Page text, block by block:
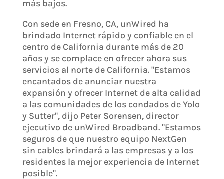
más bajos.
Con sede en Fresno, CA, unWired ha
brindado Internet rápido y confiable en el
centro de California durante más de 20
años y se complace en ofrecer ahora sus
servicios al norte de California. "Estamos
encantados de anunciar nuestra
expansión y ofrecer Internet de alta calidad
a las comunidades de los condados de Yolo
y Sutter", dijo Peter Sorensen, director
ejecutivo de unWired Broadband. "Estamos
seguros de que nuestro equipo NextGen
sin cables brindará a las empresas y a los
residentes la mejor experiencia de Internet
posible".